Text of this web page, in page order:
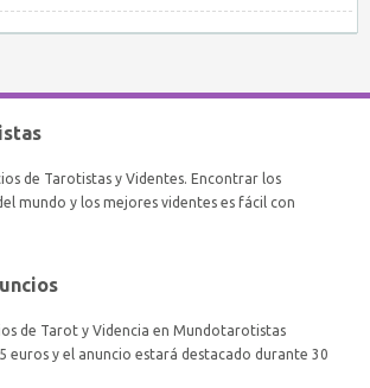
de Tarotistas y Videntes. Encontrar los
mundo y los mejores videntes es fácil con
de Tarot y Videncia en Mundotarotistas
euros y el anuncio estará destacado durante 30